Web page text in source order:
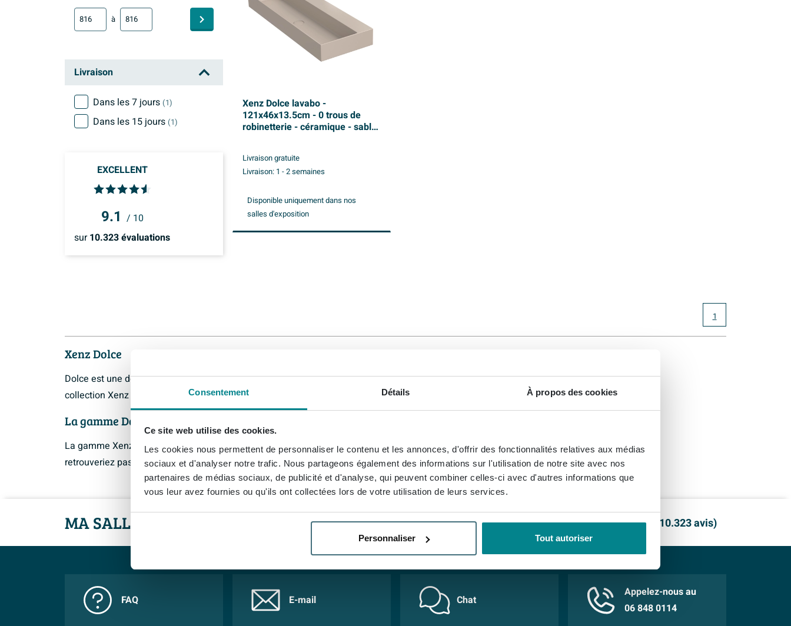
Consentement Détails À propos des cookies
Ce site web utilise des cookies.
Les cookies nous permettent de personnaliser le contenu et les annonces, d'offrir des fonctionnalités relatives aux médias
sociaux et d'analyser notre trafic. Nous partageons également des informations sur l'utilisation de notre site avec nos
partenaires de médias sociaux, de publicité et d'analyse, qui peuvent combiner celles-ci avec d'autres informations que
vous leur avez fournies ou qu'ils ont collectées lors de votre utilisation de leurs services.
Personnaliser Tout autoriser
à
Livraison
Dans les 7 jours (1)
Dans les 15 jours (1)
EXCELLENT
9.1 / 10
sur10.323évaluations
Xenz Dolce lavabo -
121x46x13.5cm - 0 trous de
robinetterie - céramique - sable
Livraison gratuite
Livraison: 1 - 2 semaines
Disponible uniquement dans nos
salles d'exposition
1
Xenz Dolce
Dolce est une des séries de la marque Xenz. La gamme Xenz Dolce est complète. Chez Sawiday, les produits de la
collection Xenz Dolce vous sont proposés au meilleur prix.
La gamme Dolce de Xenz
La gamme Xenz est disponible pour une installation dans votre salle de bain ou WC chez Sawiday. Au cas où vous ne
retrouveriez pas votre article Xenz Dolce en ligne,posez votre question à propos de Xenz Dolceici.
MA SALLE DE BAINS ME VA BIEN 20 Showrooms 9.1/ 10 10.323 avis)
FAQ E-mail Chat
Appelez-nous au
06 848 0114